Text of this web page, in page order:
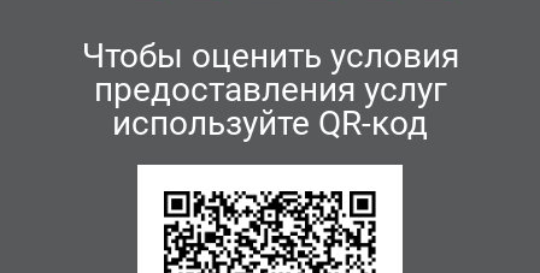
Чтобы оценить условия
предоставления услуг
используйте QR-код